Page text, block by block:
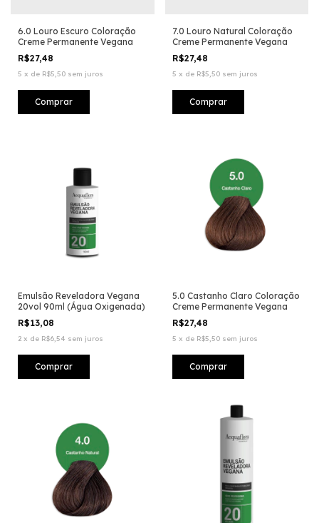
6.0 Louro Escuro Coloração
Creme Permanente Vegana
R$27,48
5 x de R$5,50 sem juros
7.0 Louro Natural Coloração
Creme Permanente Vegana
R$27,48
5 x de R$5,50 sem juros
Emulsão Reveladora Vegana
20vol 90ml (Água Oxigenada)
R$13,08
2 x de R$6,54 sem juros
5.0 Castanho Claro Coloração
Creme Permanente Vegana
R$27,48
5 x de R$5,50 sem juros